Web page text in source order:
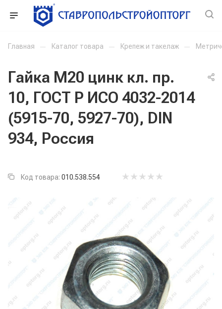
Главная — Каталог товара — Крепеж и такелаж —
Гайка М20 цинк кл. пр.
10, ГОСТ Р ИСО 4032-2014
(5915-70, 5927-70), DIN
934, Россия
Код товара: 010.538.554